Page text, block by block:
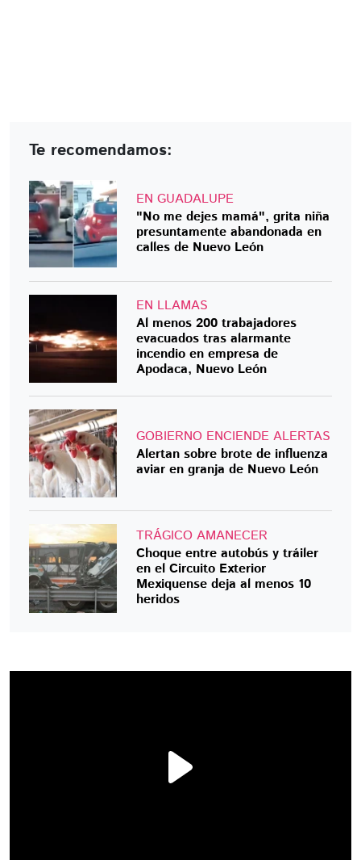
Te recomendamos:
EN GUADALUPE
"No me dejes mamá", grita niña
presuntamente abandonada en
calles de Nuevo León
EN LLAMAS
Al menos 200 trabajadores
evacuados tras alarmante
incendio en empresa de
Apodaca, Nuevo León
GOBIERNO ENCIENDE ALERTAS
Alertan sobre brote de influenza
aviar en granja de Nuevo León
TRÁGICO AMANECER
Choque entre autobús y tráiler
en el Circuito Exterior
Mexiquense deja al menos 10
heridos